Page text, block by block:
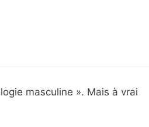
masculine ». Mais à vrai